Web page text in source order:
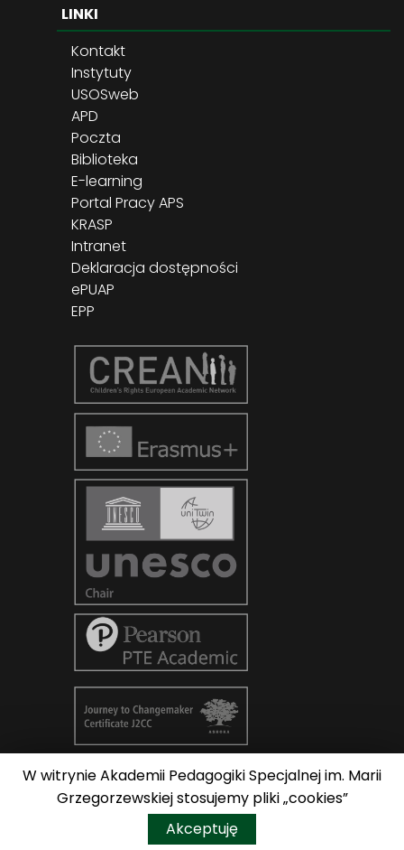
LINKI
Kontakt
Instytuty
USOSweb
APD
Poczta
Biblioteka
E-learning
Portal Pracy APS
KRASP
Intranet
Deklaracja dostępności
ePUAP
EPP
© Copyright 2026AKADEMIA
PEDAGOGIKI SPECJALNEJ im. Marii
Grzegorzewskiej
W witrynie Akademii Pedagogiki Specjalnej im. Marii
Grzegorzewskiej stosujemy pliki „cookies”
Akceptuję